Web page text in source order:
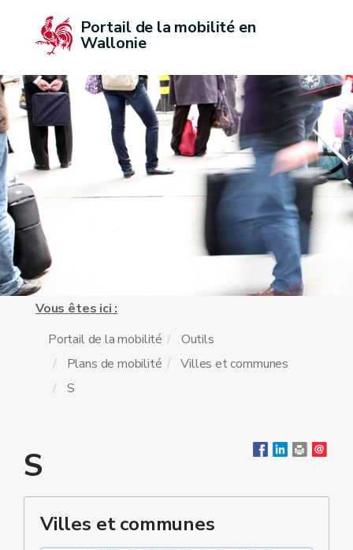
Portail de la mobilité en
Wallonie
Vous êtes ici :
Portail de la mobilité
Outils
Plans de mobilité
Villes et communes
S
S
Villes et communes